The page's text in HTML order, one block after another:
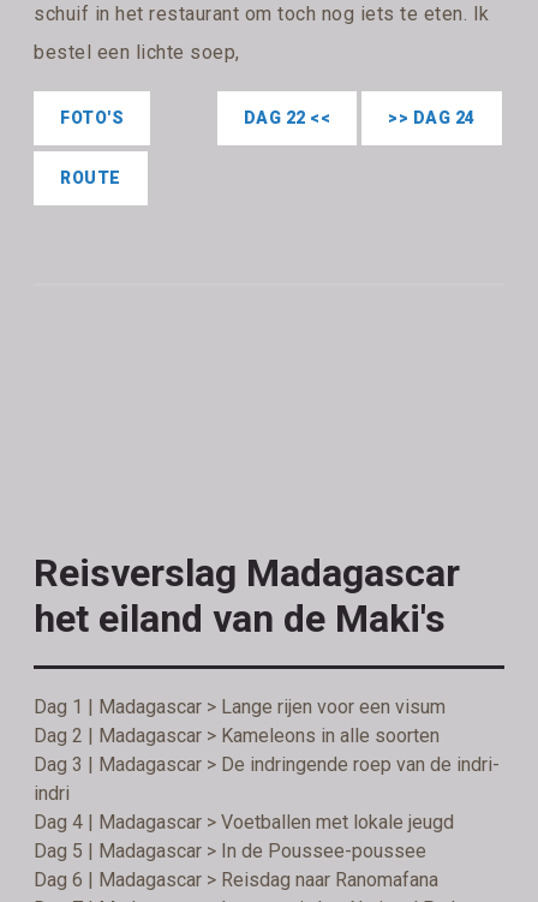
schuif in het restaurant om toch nog iets te eten. Ik
bestel een lichte soep,
>> DAG 24
DAG 22 <<
FOTO'S
ROUTE
Reisverslag Madagascar
het eiland van de Maki's
Dag 1 | Madagascar > Lange rijen voor een visum
Dag 2 | Madagascar > Kameleons in alle soorten
Dag 3 | Madagascar > De indringende roep van de indri-
indri
Dag 4 | Madagascar > Voetballen met lokale jeugd
Dag 5 | Madagascar > In de Poussee-poussee
Dag 6 | Madagascar > Reisdag naar Ranomafana